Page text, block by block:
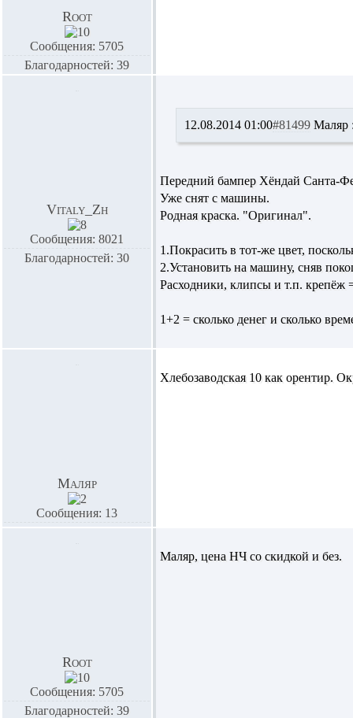
Root
Сообщения: 5705
Благодарностей: 39
Vitaly_Zh
Сообщения: 8021
Благодарностей: 30
12.08.2014 01:00#81499 Маляр
Передний бампер Хёндай Санта-
Уже снят с машины.
Родная краска. "Оригинал".
1.Покрасить в тот-же цвет,
2.Установить на машину, сняв
Расходники, клипсы и т.п. крепёж
1+2 = сколько денег и сколько
Маляр
Сообщения: 13
Хлебозаводская 10 как орентир.
Root
Сообщения: 5705
Благодарностей: 39
Маляр, цена НЧ со скидкой и без.